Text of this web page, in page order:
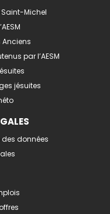
Michel
par l’AESM
jésuites
données